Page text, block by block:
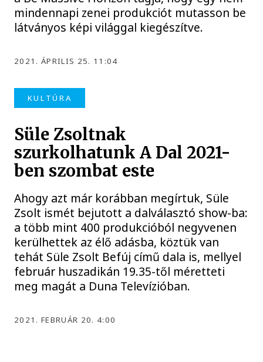
mindennapi zenei produkciót mutasson be
látványos képi világgal kiegészítve.
2021. ÁPRILIS 25. 11:04
KULTÚRA
Süle Zsoltnak
szurkolhatunk A Dal 2021-
ben szombat este
Ahogy azt már korábban megírtuk, Süle
Zsolt ismét bejutott a dalválasztó show-ba:
a több mint 400 produkcióból negyvenen
kerülhettek az élő adásba, köztük van
tehát Süle Zsolt Befúj című dala is, mellyel
február huszadikán 19.35-től méretteti
meg magát a Duna Televízióban.
2021. FEBRUÁR 20. 4:00